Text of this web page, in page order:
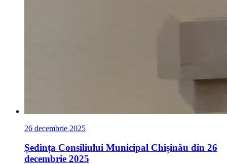
26 decembrie 2025
Ședința Consiliului Municipal Chișinău din 26
decembrie 2025